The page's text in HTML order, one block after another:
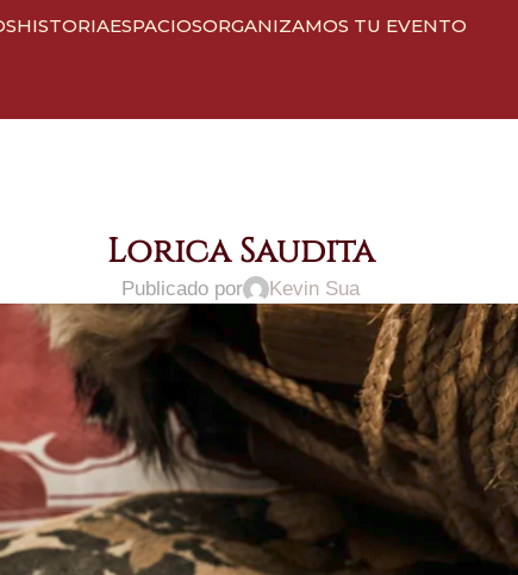
HISTORIAESPACIOSORGANIZAMOS TU EVENTO
Lorica Saudita
Publicado por Kevin Sua